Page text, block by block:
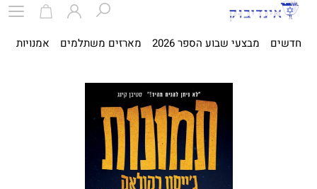
חדשים מבצעי שבוע הספר 2026 מארזים משתלמים אמנויות